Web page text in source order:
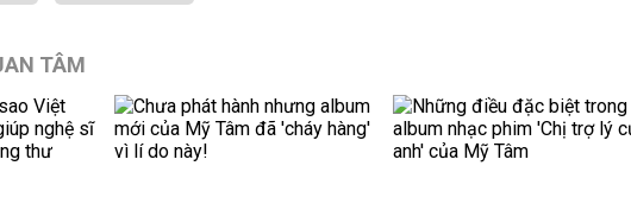
TÂM